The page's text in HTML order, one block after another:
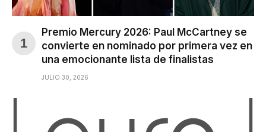
Premio Mercury 2026: Paul McCartney se
convierte en nominado por primera vez en
una emocionante lista de finalistas
JULIO 30, 2026